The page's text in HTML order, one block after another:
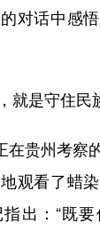
对话中感
是守住民
贵州考察
观看了蜡
出：“既